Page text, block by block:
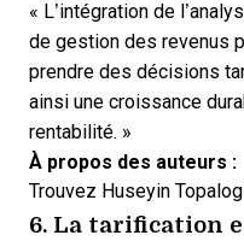
« L’intégration de
de gestion des revenus
prendre des décisions
ainsi une croissance
rentabilité. »
À propos des auteurs :
Trouvez Huseyin
6. La tarification